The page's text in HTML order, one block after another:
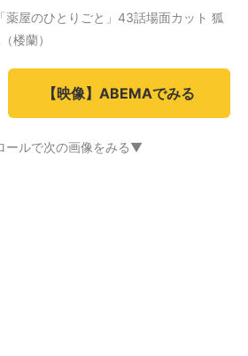
薬屋のひとりごと」43話場面カット 狐
楼蘭）
【映像】ABEMAでみる
ールで次の画像をみる▼